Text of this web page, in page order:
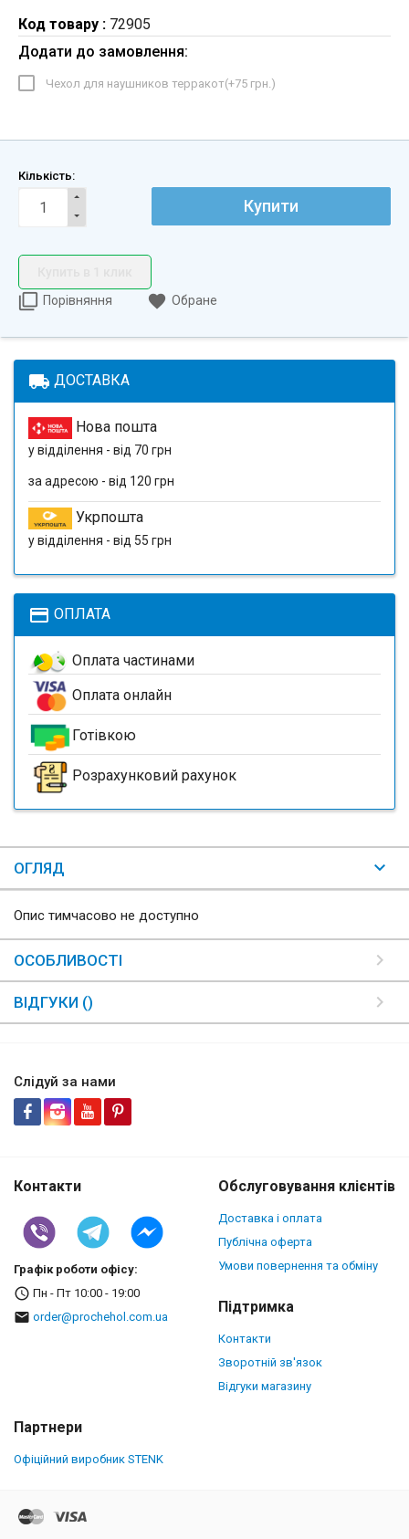
Код товару : 72905
Додати до замовлення:
Чехол для наушников терракот(+75 грн.)
Кількість:
Купити
Порівняння
Обране
local_shipping ДОСТАВКА
Нова пошта
у відділення - від 70 грн
за адресою - від 120 грн
Укрпошта
у відділення - від 55 грн
payment ОПЛАТА
Оплата частинами
Оплата онлайн
Готівкою
Розрахунковий рахунок
ОГЛЯД
Опис тимчасово не доступно
ОСОБЛИВОСТІ
ВІДГУКИ ()
Слідуй за нами
Контакти
Графік роботи офісу:
Пн - Пт 10:00 - 19:00
order@prochehol.com.ua
Обслуговування клієнтів
Доставка і оплата
Публічна оферта
Умови повернення та обміну
Підтримка
Контакти
Зворотній зв'язок
Відгуки магазину
Партнери
Офіційний виробник STENK